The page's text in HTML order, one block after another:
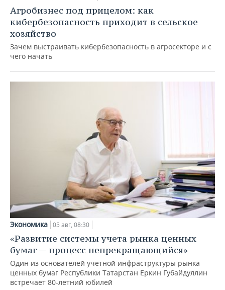
Агробизнес под прицелом: как
кибербезопасность приходит в сельское
хозяйство
Зачем выстраивать кибербезопасность в агросекторе и с
чего начать
Экономика 05 авг, 08:30
«Развитие системы учета рынка ценных
бумаг — процесс непрекращающийся»
Один из основателей учетной инфраструктуры рынка
ценных бумаг Республики Татарстан Еркин Губайдуллин
встречает 80-летний юбилей